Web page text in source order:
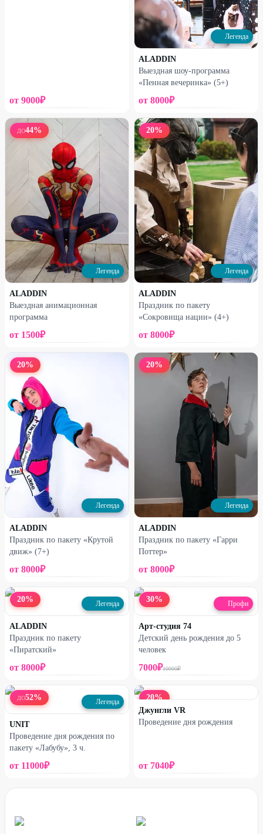
от 9000₽
Легенда
ALADDIN
Выездная шоу-программа
«Пенная вечеринка» (5+)
от 8000₽
ДО44%
Легенда
ALADDIN
Выездная анимационная
программа
от 1500₽
20%
Легенда
ALADDIN
Праздник по пакету
«Сокровища нации» (4+)
от 8000₽
20%
Легенда
ALADDIN
Праздник по пакету «Крутой
движ» (7+)
от 8000₽
20%
Легенда
ALADDIN
Праздник по пакету «Гарри
Поттер»
от 8000₽
20% Легенда
ALADDIN
Праздник по пакету
«Пиратский»
от 8000₽
30% Профи
Арт-студия 74
Детский день рождения до 5
человек
7000₽10000₽
ДО52% Легенда
UNIT
Проведение дня рождения по
пакету «Лабубу», 3 ч.
от 11000₽
20%
Джунгли VR
Проведение дня рождения
от 7040₽